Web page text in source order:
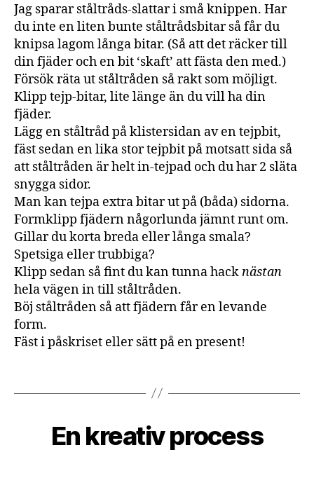
Jag sparar ståltråds-slattar i små knippen. Har
du inte en liten bunte ståltrådsbitar så får du
knipsa lagom långa bitar. (Så att det räcker till
din fjäder och en bit ‘skaft’ att fästa den med.)
Försök räta ut ståltråden så rakt som möjligt.
Klipp tejp-bitar, lite länge än du vill ha din
fjäder.
Lägg en ståltråd på klistersidan av en tejpbit,
fäst sedan en lika stor tejpbit på motsatt sida så
att ståltråden är helt in-tejpad och du har 2 släta
snygga sidor.
Man kan tejpa extra bitar ut på (båda) sidorna.
Formklipp fjädern någorlunda jämnt runt om.
Gillar du korta breda eller långa smala?
Spetsiga eller trubbiga?
Klipp sedan så fint du kan tunna hacknästan
hela vägen in till ståltråden.
Böj ståltråden så att fjädern får en levande
form.
Fäst i påskriset eller sätt på en present!
p
k
CategoriesEn kreativ process
y
H
1
0